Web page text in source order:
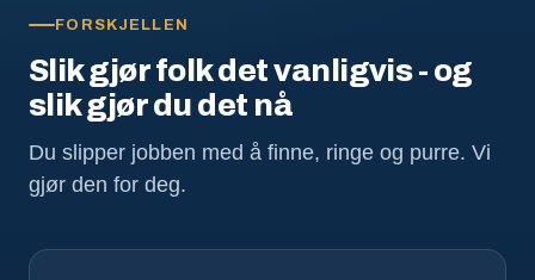
FORSKJELLEN
Slik gjør folk det vanligvis - og
slik gjør du det nå
Du slipper jobben med å finne, ringe og purre. Vi
gjør den for deg.